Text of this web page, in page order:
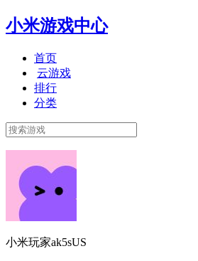
小米游戏中心
首页
云游戏
排行
分类
小米玩家ak5sUS